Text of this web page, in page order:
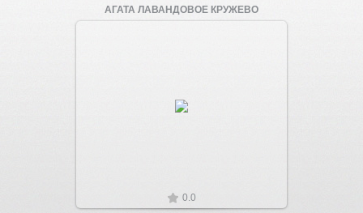
АГАТА ЛАВАНДОВОЕ КРУЖЕВО
Увеличить
0.0